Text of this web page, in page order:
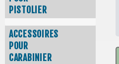
PISTOLIER
ACCESSOIRES
POUR
CARABINIER